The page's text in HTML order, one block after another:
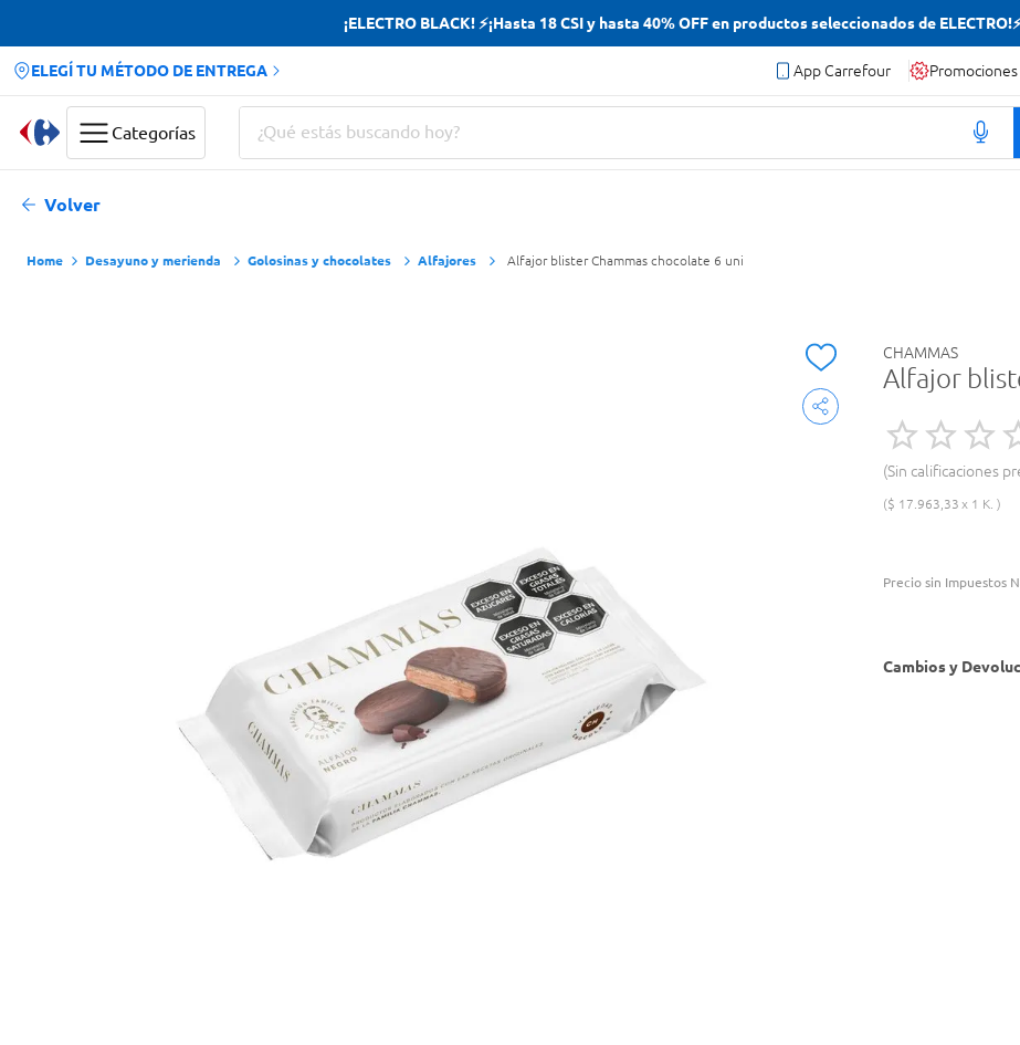
¡ELECTRO BLACK! ⚡¡Hasta 18 CSI y hasta 40% OFF en productos seleccionados de
ELEGÍ TU MÉTODO DE ENTREGA App Carrefour Promociones
Categorías
¿Qué estás buscando hoy?
Volver
Desayuno y merienda Golosinas y chocolates Alfajores Alfajor blister Chammas chocolate 6 uni
CHAMMAS
Alfajor
Sin calificaciones
$ 17.963,33 1 K.
Precio sin Impuestos
Cambios y
Términos más buscados